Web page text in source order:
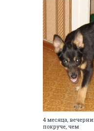
4 месяца,
покруче, чем